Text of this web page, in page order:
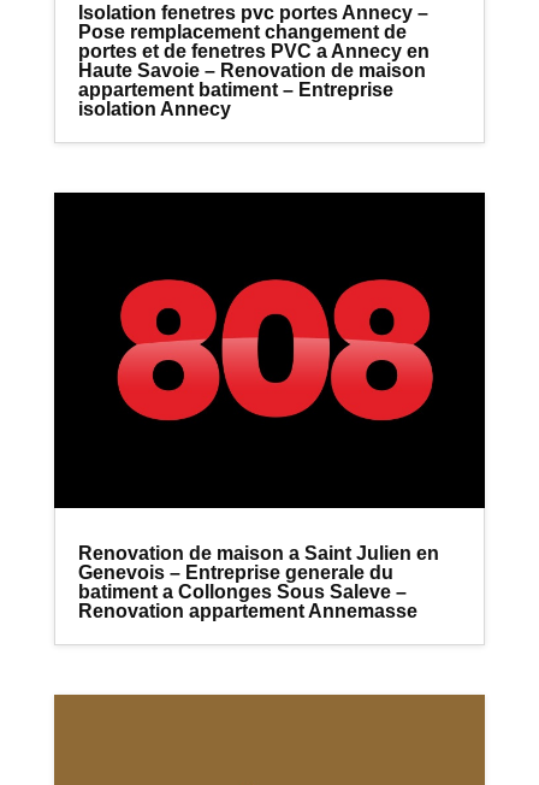
Isolation fenetres pvc portes Annecy –
Pose remplacement changement de
portes et de fenetres PVC a Annecy en
Haute Savoie – Renovation de maison
appartement batiment – Entreprise
isolation Annecy
Renovation de maison a Saint Julien en
Genevois – Entreprise generale du
batiment a Collonges Sous Saleve –
Renovation appartement Annemasse